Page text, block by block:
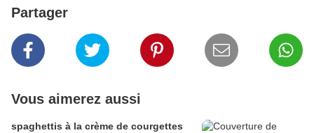
Partager
Vous aimerez aussi
spaghettis à la crème de courgettes